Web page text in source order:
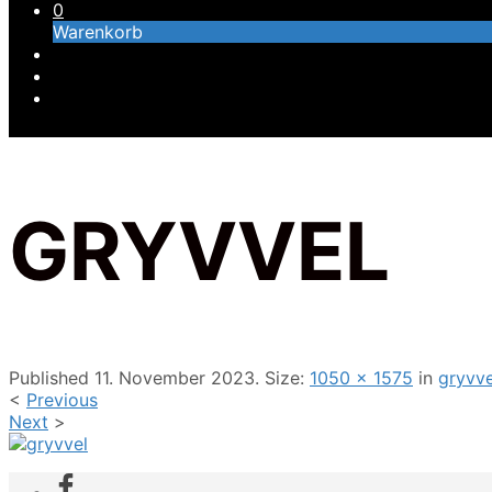
0
Warenkorb
GRYVVEL
Published 11. November 2023. Size: 1050 × 1575 in
< Previous
Next >